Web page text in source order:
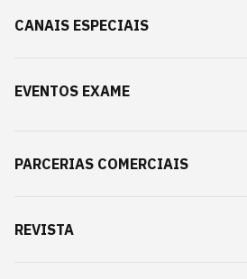
CANAIS ESPECIAIS
EVENTOS EXAME
PARCERIAS COMERCIAIS
REVISTA